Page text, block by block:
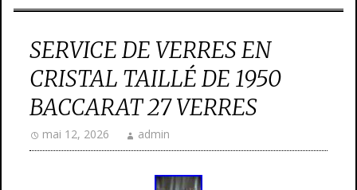
SERVICE DE VERRES EN
CRISTAL TAILLÉ DE 1950
BACCARAT 27 VERRES
mai 12, 2026 admin